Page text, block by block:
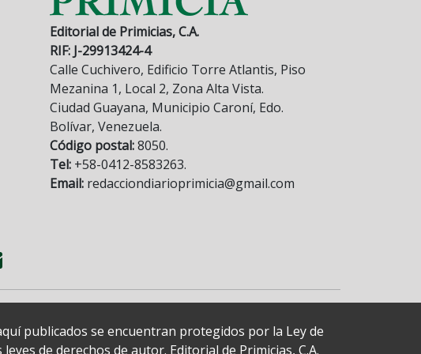
Editorial de Primicias, C.A.
RIF: J-29913424-4
Calle Cuchivero, Edificio Torre Atlantis, Piso
Mezanina 1, Local 2, Zona Alta Vista.
Ciudad Guayana, Municipio Caroní, Edo.
Bolívar, Venezuela.
Código postal:8050.
Tel: +58-0412-8583263.
Email: redacciondiarioprimicia@gmail.com
publicados se encuentran protegidos por la Ley de
de derechos de autor. Editorial de Primicias, C.A.